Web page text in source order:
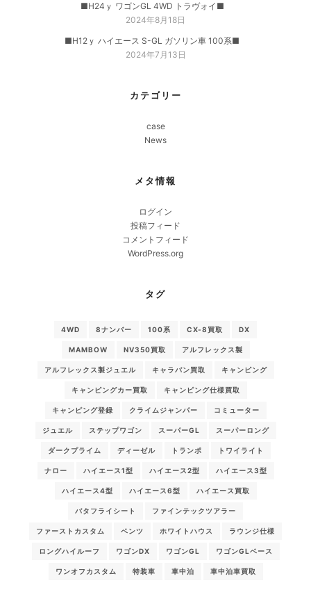
■H24ｙ ワゴンGL 4WD トラヴォイ■
2024年8月18日
■H12ｙ ハイエース S-GL ガソリン車 100系■
2024年7月13日
カテゴリー
case
News
メタ情報
ログイン
投稿フィード
コメントフィード
WordPress.org
タグ
4WD 8ナンバー 100系 CX-8買取 DX
MAMBOW NV350買取 アルフレックス製
アルフレックス製ジュエル キャラバン買取 キャンピング
キャンピングカー買取 キャンピング仕様買取
キャンピング登録 クライムジャンパー コミューター
ジュエル ステップワゴン スーパーGL スーパーロング
ダークプライム ディーゼル トランポ トワイライト
ナロー ハイエース1型 ハイエース2型 ハイエース3型
ハイエース4型 ハイエース6型 ハイエース買取
バタフライシート ファインテックツアラー
ファーストカスタム ベンツ ホワイトハウス ラウンジ仕様
ロングハイルーフ ワゴンDX ワゴンGL ワゴンGLベース
ワンオフカスタム 特装車 車中泊 車中泊車買取